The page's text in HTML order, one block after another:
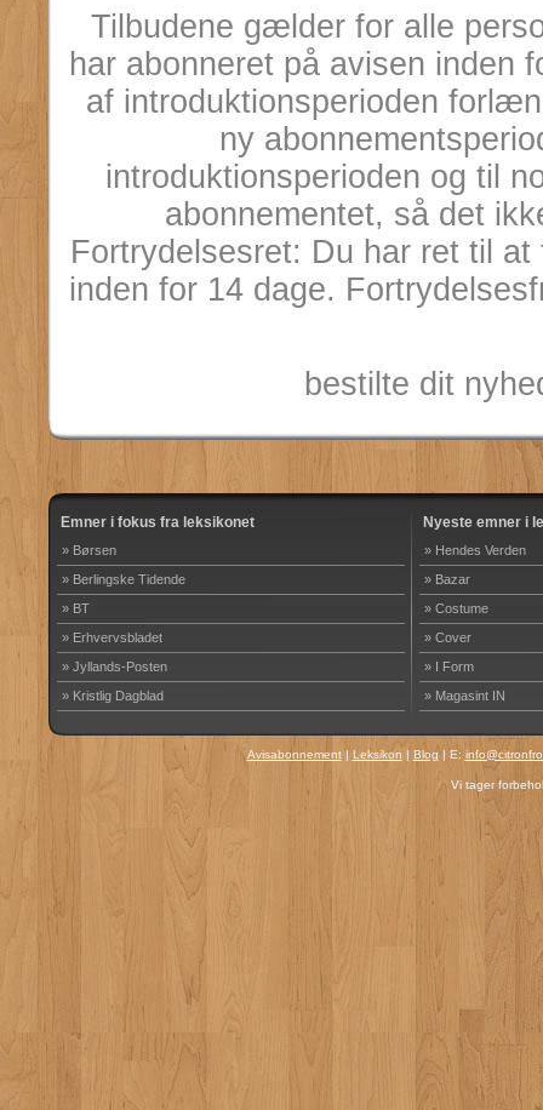
Tilbudene gælder for alle
har abonneret på avisen inden
af introduktionsperioden
ny
introduktionsperioden og til
abonnementet, så det
Fortrydelsesret: Du har ret til
inden for 14 dage.
bestilte dit
Emner i fokus fra leksikonet
» Børsen
» Berlingske Tidende
» BT
» Erhvervsbladet
» Jyllands-Posten
» Kristlig Dagblad
Nyeste emner i
» Hendes Verden
» Bazar
» Costume
» Cover
» I Form
» Magasint IN
Avisabonnement| Leksikon | Blog | E:
Vi tager